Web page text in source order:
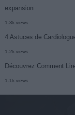
expansion
1.3k views
4 Astuces de
1.2k views
Découvrez Comment
1.1k views